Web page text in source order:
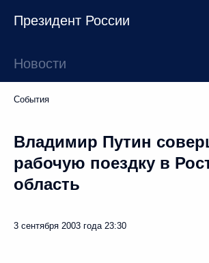
Президент России
Новости
События
Владимир Путин
рабочую поездку в
область
3 сентября 2003 года 23:30